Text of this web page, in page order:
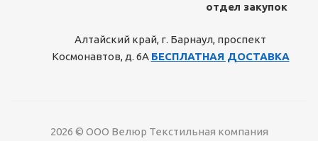
отдел закупок
Алтайский край, г. Барнаул, проспект
Космонавтов, д. 6А БЕСПЛАТНАЯ ДОСТАВКА
2026 © ООО Велюр Текстильная компания